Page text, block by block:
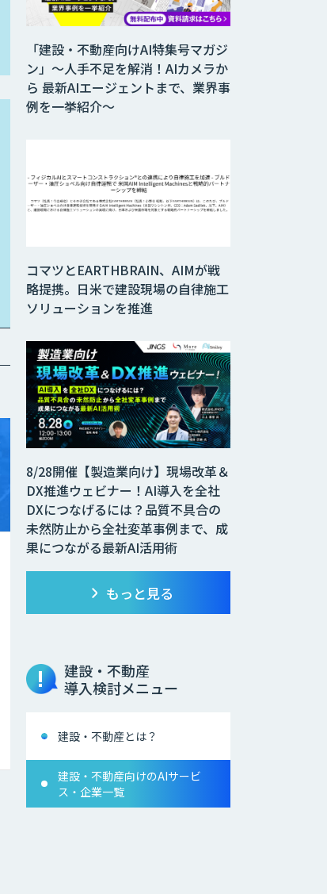
「建設・不動産向けAI特集号マガジ
ン」～人手不足を解消！AIカメラか
ら 最新AIエージェントまで、業界事
例を一挙紹介～
コマツとEARTHBRAIN、AIMが戦
略提携。日米で建設現場の自律施工
ソリューションを推進
8/28開催【製造業向け】現場改革＆
DX推進ウェビナー！AI導入を全社
DXにつなげるには？品質不具合の
未然防止から全社変革事例まで、成
果につながる最新AI活用術
もっと見る
建設・不動産
導入検討メニュー
建設・不動産とは？
建設・不動産向けのAIサービ
ス・企業一覧